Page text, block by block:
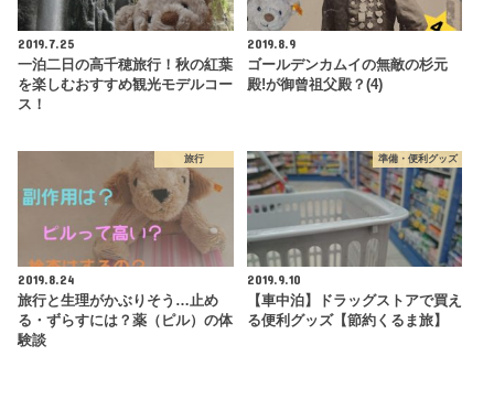
2019.7.25
一泊二日の高千穂旅行！秋の紅葉
を楽しむおすすめ観光モデルコー
ス！
2019.8.9
ゴールデンカムイの無敵の杉元
殿!が御曾祖父殿？(4)
旅行
2019.8.24
旅行と生理がかぶりそう…止め
る・ずらすには？薬（ピル）の体
験談
準備・便利グッズ
2019.9.10
【車中泊】ドラッグストアで買え
る便利グッズ【節約くるま旅】